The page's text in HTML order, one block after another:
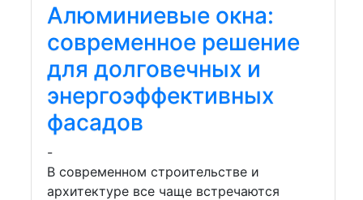
Алюминиевые окна:
современное решение
для долговечных и
энергоэффективных
фасадов
-
В современном строительстве и
архитектуре все чаще встречаются